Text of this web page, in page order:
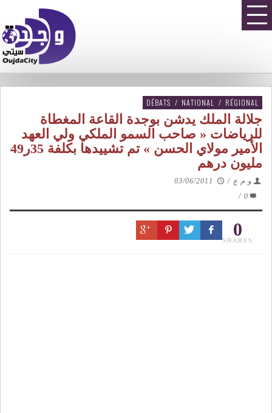
DÉBATS / NATIONAL / RÉGIONAL
جلالة الملك يدشن بوجدة القاعة المغطاة
للرياضات « صاحب السمو الملكي ولي العهد
الأمير مولاي الحسن » تم تشييدها بكلفة 35ر49
مليون درهم
و م ع /
03/06/2011
0
/
0
SHARES